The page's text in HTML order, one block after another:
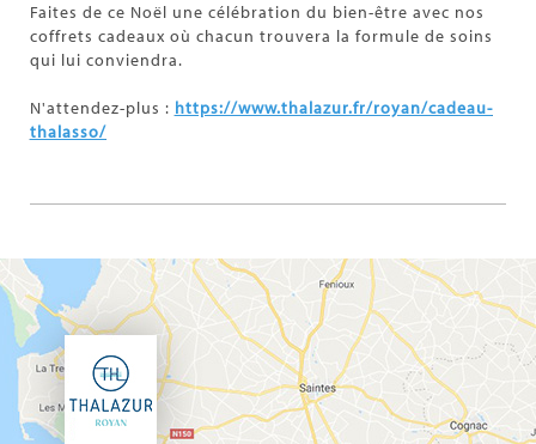
Faites de ce Noël une célébration du bien-être avec nos
coffrets cadeaux où chacun trouvera la formule de soins
qui lui conviendra.
N'attendez-plus : https://www.thalazur.fr/royan/cadeau-
thalasso/